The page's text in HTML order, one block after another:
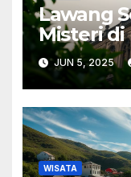
Lawang
Misteri di
Ikonik
JUN 5, 2025
WISATA